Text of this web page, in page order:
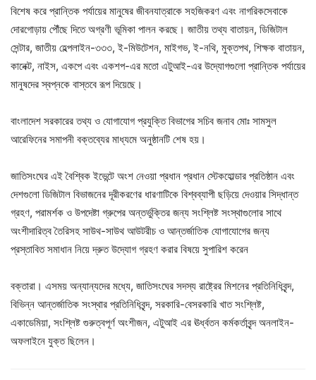
বিশেষ করে প্রান্তিক পর্যায়ের মানুষের জীবনযাত্রাকে সহজিকরণ এবং নাগরিকসেবাকে
দোরগোড়ায় পৌঁছে দিতে অগ্রণী ভূমিকা পালন করছে। জাতীয় তথ্য বাতায়ন, ডিজিটাল
সেন্টার, জাতীয় হেল্পলাইন-৩৩৩, ই-মিউটেশন, মাইগভ, ই-নথি, মুক্তপথ, শিক্ষক বাতায়ন,
কানেক্ট, নাইস, একপে এবং একশপ-এর মতো এটুআই-এর উদ্যোগগুলো প্রান্তিক পর্যায়ের
মানুষদের স্বপ্নকে বাস্তবে রূপ দিয়েছে।
বাংলাদেশ সরকারের তথ্য ও যোগাযোগ প্রযুক্তি বিভাগের সচিব জনাব মোঃ সামসুল
আরেফিনের সমাপনী বক্তব্যের মাধ্যমে অনুষ্ঠানটি শেষ হয়।
জাতিসংঘের এই বৈশ্বিক ইভেন্টে অংশ নেওয়া প্রধান প্রধান স্টেকহোল্ডার প্রতিষ্ঠান এবং
দেশগুলো ডিজিটাল বিভাজনের দূরীকরণের ধারণাটিকে বিশ্বব্যাপী ছড়িয়ে দেওয়ার সিদ্ধান্ত
গ্রহণ, পরামর্শক ও উপদেষ্টা গ্রুপের অন্তর্ভুক্তির জন্য সংশ্লিষ্ট সংস্থাগুলোর সাথে
অংশীদারিত্ব তৈরিসহ সাউথ-সাউথ আউটরীচ ও আন্তর্জাতিক যোগাযোগের জন্য
প্রস্তাবিত সমাধান নিয়ে দ্রুত উদ্যোগ গ্রহণ করার বিষয়ে সুপারিশ করেন
বক্তারা। এসময় অন্যান্যদের মধ্যে, জাতিসংঘের সদস্য রাষ্ট্রের মিশনের প্রতিনিধিবৃন্দ,
বিভিন্ন আন্তর্জাতিক সংস্থার প্রতিনিধিবৃন্দ, সরকারি-বেসরকারি খাত সংশ্লিষ্ট,
একাডেমিয়া, সংশ্লিষ্ট গুরুত্বপূর্ণ অংশীজন, এটুআই এর ঊর্ধ্বতন কর্মকর্তাবৃন্দ অনলাইন-
অফলাইনে যুক্ত ছিলেন।